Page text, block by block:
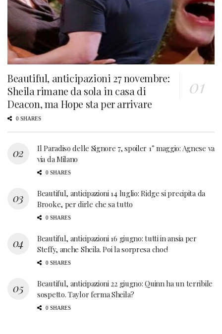
Beautiful, anticipazioni 27 novembre:
Sheila rimane da sola in casa di
Deacon, ma Hope sta per arrivare
0 SHARES
Il Paradiso delle Signore 7, spoiler 1° maggio: Agnese va
via da Milano
0 SHARES
Beautiful, anticipazioni 14 luglio: Ridge si precipita da
Brooke, per dirle che sa tutto
0 SHARES
Beautiful, anticipazioni 16 giugno: tutti in ansia per
Steffy, anche Sheila. Poi la sorpresa choc!
0 SHARES
Beautiful, anticipazioni 22 giugno: Quinn ha un terribile
sospetto. Taylor ferma Sheila?
0 SHARES